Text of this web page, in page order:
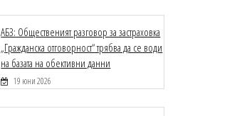
АБЗ: Общественият разговор за застраховка
„Гражданска отговорност“ трябва да се води
на базата на обективни данни
19 юни 2026